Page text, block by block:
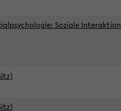
Soziale Interaktion